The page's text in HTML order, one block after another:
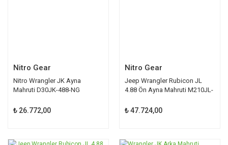
Nitro Gear
Nitro Wrangler JK Ayna
Mahruti D30JK-488-NG
₺ 26.772,00
Nitro Gear
Jeep Wrangler Rubicon JL
4.88 Ön Ayna Mahruti M210JL-
₺ 47.724,00